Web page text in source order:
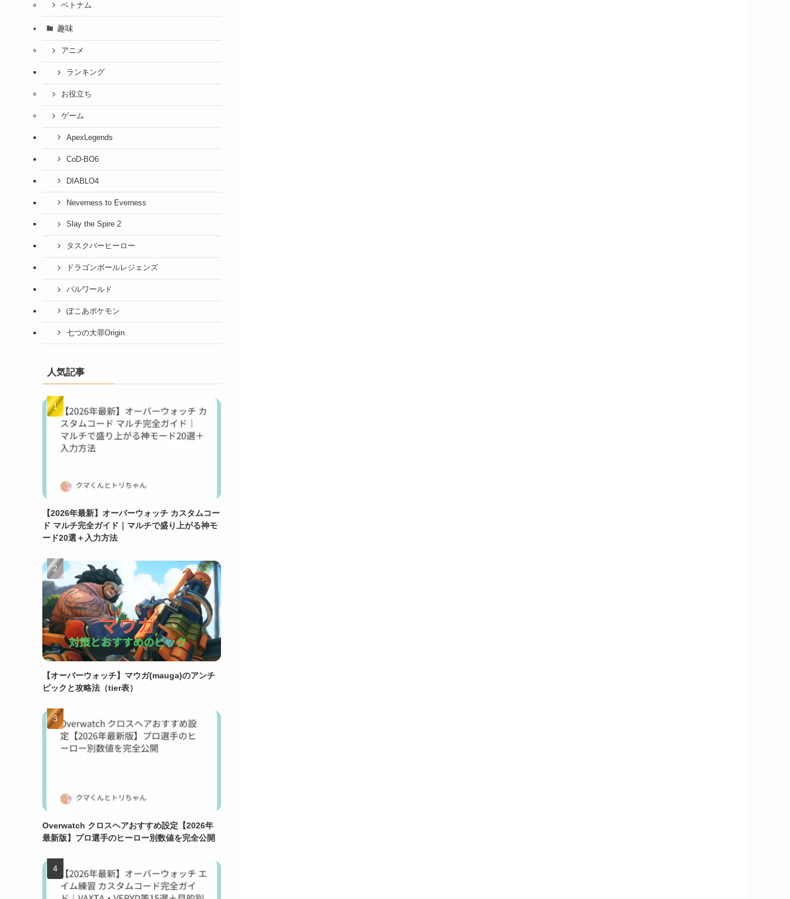
ベトナム
趣味
アニメ
ランキング
お役立ち
ゲーム
ApexLegends
CoD-BO6
DIABLO4
Neverness to Everness
Slay the Spire 2
タスクバーヒーロー
ドラゴンボールレジェンズ
パルワールド
ぽこあポケモン
七つの大罪Origin
人気記事
【2026年最新】オーバーウォッチ カスタムコー
ド マルチ完全ガイド｜マルチで盛り上がる神モ
ード20選＋入力方法
【オーバーウォッチ】マウガ(mauga)のアンチ
ピックと攻略法（tier表）
Overwatch クロスヘアおすすめ設定【2026年
最新版】プロ選手のヒーロー別数値を完全公開